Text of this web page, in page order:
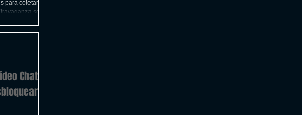
para coletar
semana
Chat
o